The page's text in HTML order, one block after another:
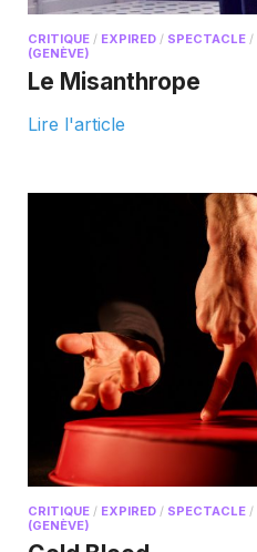
CRITIQUE / EXPIRED / SPECTACLE /
(GENÈVE)
Le Misanthrope
Lire l'article
CRITIQUE / EXPIRED / SPECTACLE /
(GENÈVE)